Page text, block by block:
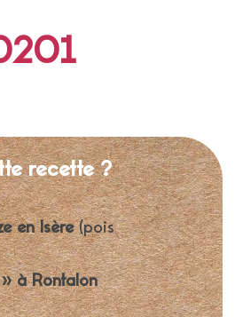
recette ?
en Isère(pois
à Rontalon